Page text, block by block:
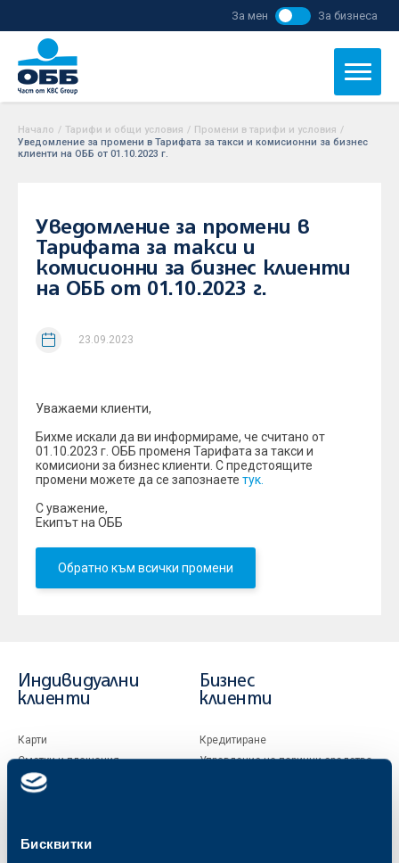
Бисквитки
За мен За бизнеса
Начало / Тарифи и общи условия / Промени в тарифи и условия /
Уведомление за промени в Тарифата за такси и комисионни за бизнес
клиенти на ОББ от 01.10.2023 г.
Уведомление за промени в
Тарифата за такси и
комисионни за бизнес клиенти
на ОББ от 01.10.2023 г.
23.09.2023
Уважаеми клиенти,
Бихме искали да ви информираме, че считано от
01.10.2023 г. ОББ променя Тарифата за такси и
комисиони за бизнес клиенти. С предстоящите
промени можете да се запознаете тук.
С уважение,
Екипът на ОББ
Обратно към всички промени
Индивидуални
клиенти
Карти
Сметки и плащания
Кредити
Застраховки
Бизнес
клиенти
Кредитиране
Управление на парични средства